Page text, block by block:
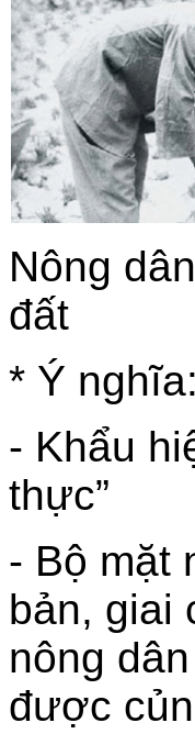
Nông
đất
* Ý nghĩa:
- Khẩu
thực”
- Bộ mặt
bản, giai
nông
được